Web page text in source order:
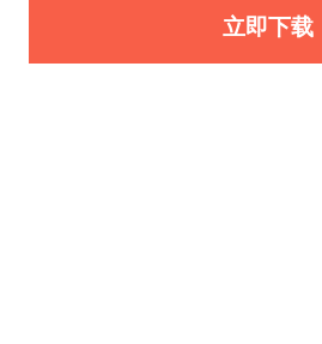
立即下载